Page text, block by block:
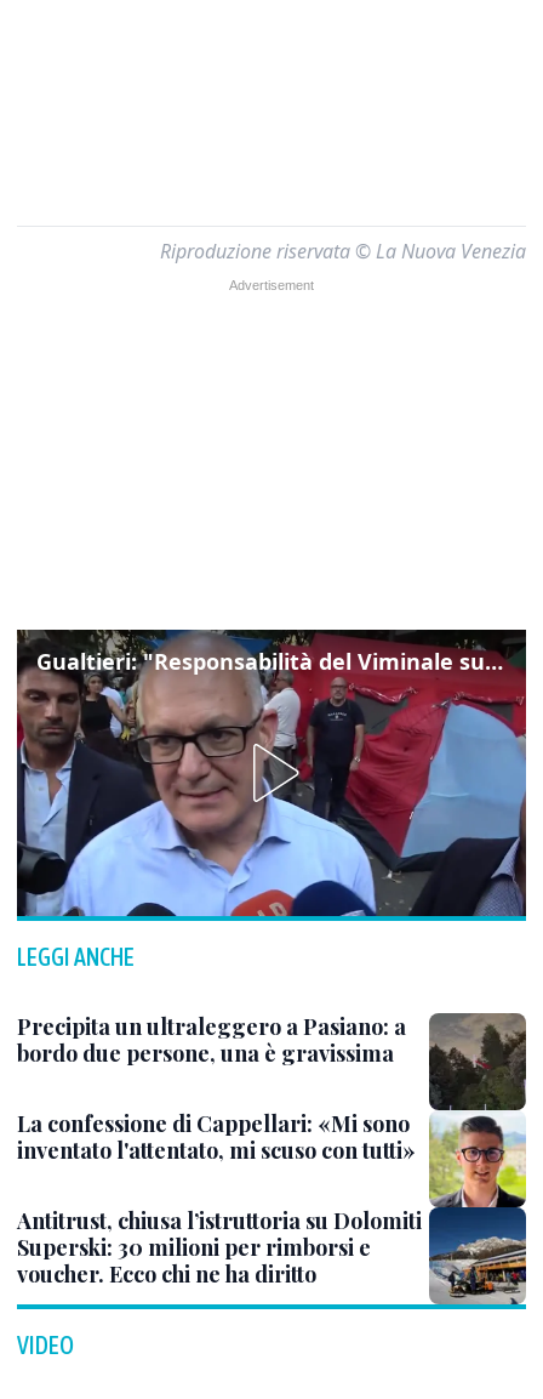
Riproduzione riservata © La Nuova Venezia
Gualtieri: "Responsabilità del Viminale su Spin Time? La posizione dei partiti è nota"
LEGGI ANCHE
Precipita un ultraleggero a Pasiano: a
bordo due persone, una è gravissima
La confessione di Cappellari: «Mi sono
inventato l'attentato, mi scuso con tutti»
Antitrust, chiusa l’istruttoria su Dolomiti
Superski: 30 milioni per rimborsi e
voucher. Ecco chi ne ha diritto
VIDEO